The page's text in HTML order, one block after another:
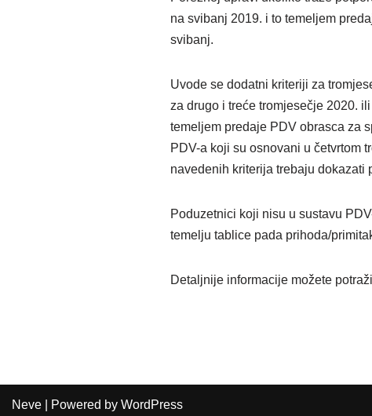
na svibanj 2019. i to temeljem
svibanj.
Uvode se dodatni kriteriji za
za drugo i treće tromjesečje 2020.
temeljem predaje PDV obrasca za
PDV-a koji su osnovani u četvrtom
navedenih kriterija trebaju dokazati
Poduzetnici koji nisu u sustavu
temelju tablice pada prihoda/
Detaljnije informacije možete
Neve | Powered by WordPress